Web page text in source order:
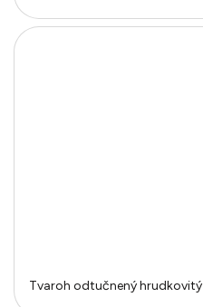
Tvaroh odtučnený hrudkovitý